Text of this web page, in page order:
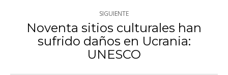
SIGUIENTE
Publicación
siguiente:
Noventa sitios culturales han
sufrido daños en Ucrania:
UNESCO